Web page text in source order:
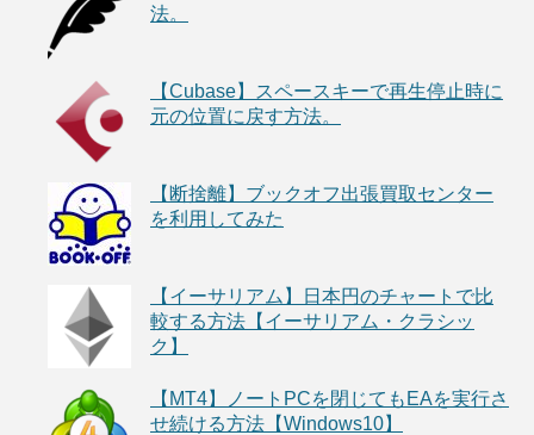
法。
【Cubase】スペースキーで再生停止時に
元の位置に戻す方法。
【断捨離】ブックオフ出張買取センター
を利用してみた
【イーサリアム】日本円のチャートで比
較する方法【イーサリアム・クラシッ
ク】
【MT4】ノートPCを閉じてもEAを実行さ
せ続ける方法【Windows10】